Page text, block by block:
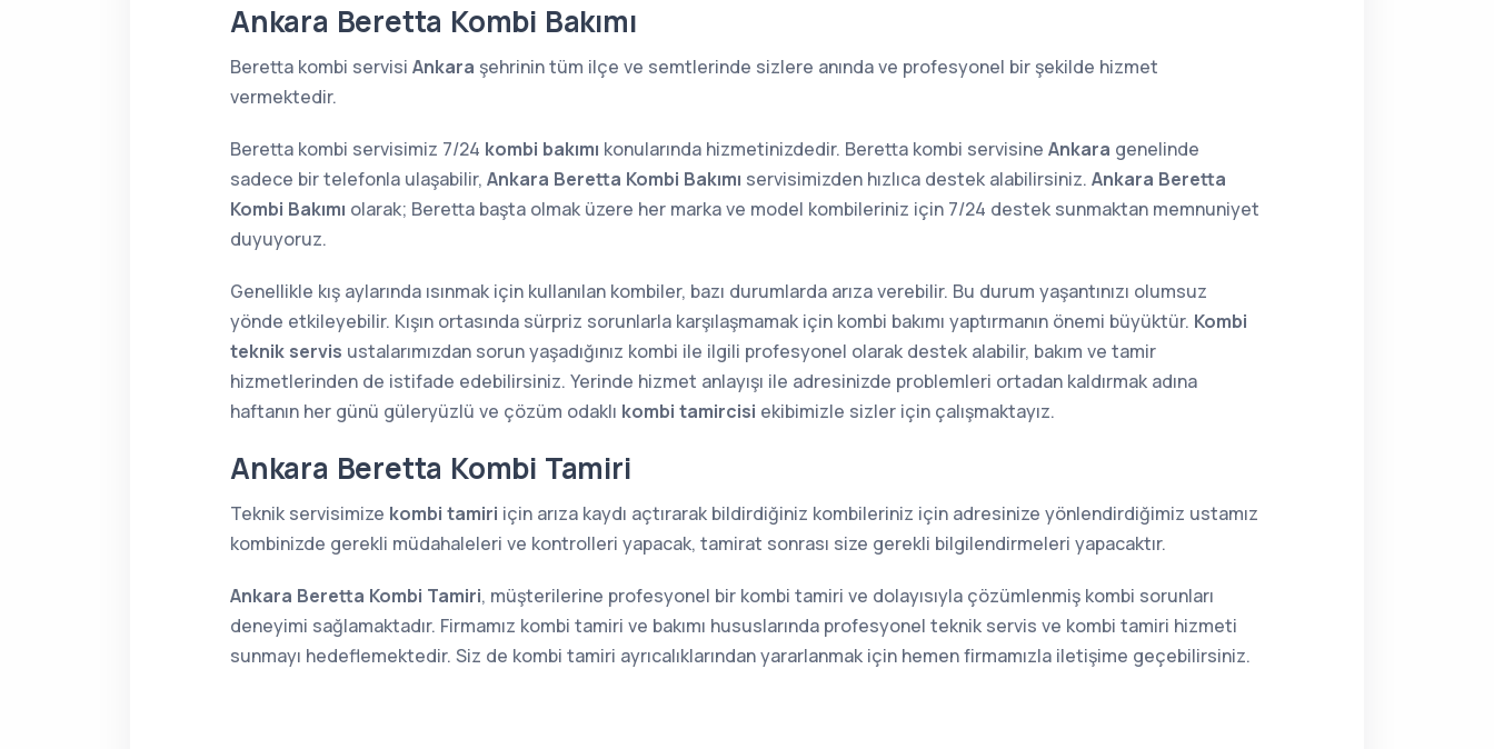
Ankara Beretta Kombi Bakımı
Beretta kombi servisi Ankara şehrinin tüm ilçe ve semtlerinde sizlere anında ve profesyonel bir şekilde hizmet
vermektedir.
Beretta kombi servisimiz 7/24 kombi bakımı konularında hizmetinizdedir. Beretta kombi servisine Ankara genelinde
sadece bir telefonla ulaşabilir, Ankara Beretta Kombi Bakımı servisimizden hızlıca destek alabilirsiniz. Ankara Beretta
Kombi Bakımı olarak; Beretta başta olmak üzere her marka ve model kombileriniz için 7/24 destek sunmaktan memnuniyet
duyuyoruz.
Genellikle kış aylarında ısınmak için kullanılan kombiler, bazı durumlarda arıza verebilir. Bu durum yaşantınızı olumsuz
yönde etkileyebilir. Kışın ortasında sürpriz sorunlarla karşılaşmamak için kombi bakımı yaptırmanın önemi büyüktür. Kombi
teknik servis ustalarımızdan sorun yaşadığınız kombi ile ilgili profesyonel olarak destek alabilir, bakım ve tamir
hizmetlerinden de istifade edebilirsiniz. Yerinde hizmet anlayışı ile adresinizde problemleri ortadan kaldırmak adına
haftanın her günü güleryüzlü ve çözüm odaklı kombi tamircisi ekibimizle sizler için çalışmaktayız.
Ankara Beretta Kombi Tamiri
Teknik servisimize kombi tamiri için arıza kaydı açtırarak bildirdiğiniz kombileriniz için adresinize yönlendirdiğimiz ustamız
kombinizde gerekli müdahaleleri ve kontrolleri yapacak, tamirat sonrası size gerekli bilgilendirmeleri yapacaktır.
Ankara Beretta Kombi Tamiri, müşterilerine profesyonel bir kombi tamiri ve dolayısıyla çözümlenmiş kombi sorunları
deneyimi sağlamaktadır. Firmamız kombi tamiri ve bakımı hususlarında profesyonel teknik servis ve kombi tamiri hizmeti
sunmayı hedeflemektedir. Siz de kombi tamiri ayrıcalıklarından yararlanmak için hemen firmamızla iletişime geçebilirsiniz.